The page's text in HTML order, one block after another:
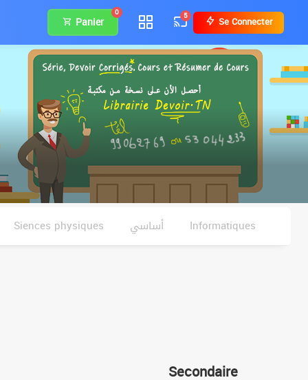
Panier
0 5 Se Connecter
Siences physiques أساسي
Informatiques
Secondaire